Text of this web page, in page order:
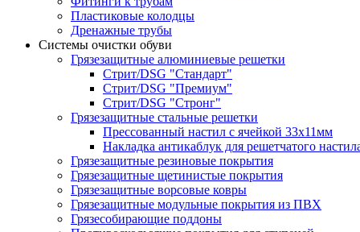
Пластиковые колодцы
Дренажные трубы
Системы очистки обуви
Грязезащитные алюминиевые решетки
Стрит/DSG "Стандарт"
Стрит/DSG "Премиум"
Стрит/DSG "Стронг"
Грязезащитные стальные решетки
Прессованный настил с ячейкой 33х11мм
Накладка антикаблук для решетчатого
Грязезащитные резиновые покрытия
Грязезащитные щетинистые покрытия
Грязезащитные ворсовые ковры
Грязезащитные модульные покрытия из ПВХ
Грязесобирающие поддоны